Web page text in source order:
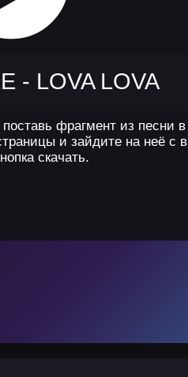
- LOVA LOVA
фрагмент из песни
и зайдите на неё с
скачать.